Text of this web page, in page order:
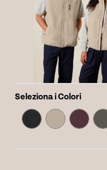
Seleziona i Colori